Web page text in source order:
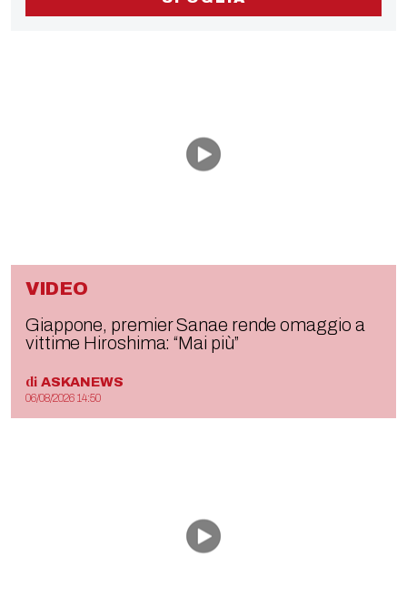
VIDEO
Giappone, premier Sanae rende omaggio a
vittime Hiroshima: “Mai più”
di ASKANEWS
06/08/2026 14:50